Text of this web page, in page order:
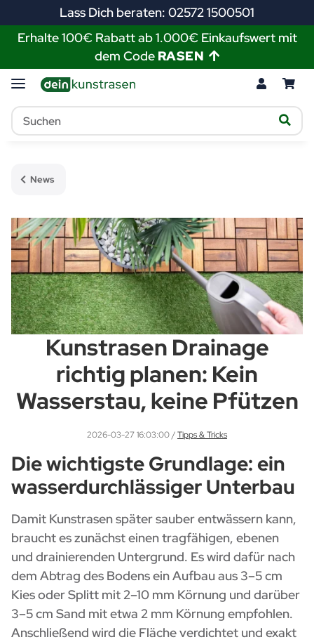
Lass Dich beraten: 02572 1500501
Erhalte 100€ Rabatt ab 1.000€ Einkaufswert mit
dem Code RASEN
News
Kunstrasen Drainage
richtig planen: Kein
Wasserstau, keine Pfützen
2026-03-27 16:03:00/Tipps & Tricks
Die wichtigste Grundlage: ein
wasserdurchlässiger Unterbau
Damit Kunstrasen später sauber entwässern kann,
braucht es zunächst einen tragfähigen, ebenen
und drainierenden Untergrund. Es wird dafür nach
dem Abtrag des Bodens ein Aufbau aus 3–5 cm
Kies oder Splitt mit 2–10 mm Körnung und darüber
3–5 cm Sand mit etwa 2 mm Körnung empfohlen.
Anschließend wird die Fläche verdichtet und exakt